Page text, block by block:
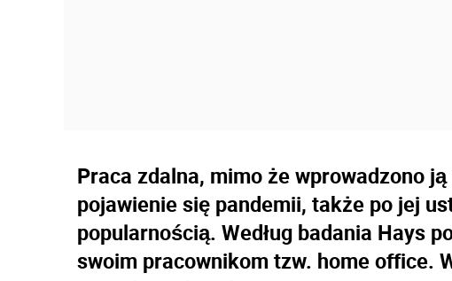
Praca zdalna, mimo że wprowadzono
pojawienie się pandemii, także po jej
popularnością. Według badania Hays
swoim pracownikom tzw. home office.